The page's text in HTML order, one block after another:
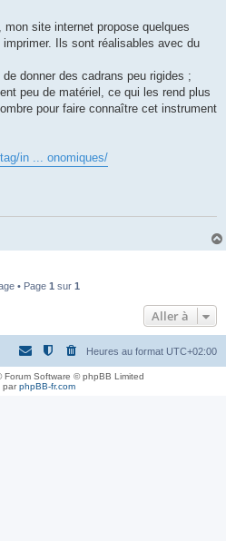
site internet propose quelques
Ils sont réalisables avec du
donner des cadrans peu rigides ;
peu de matériel, ce qui les rend plus
pour faire connaître cet instrument
in ... onomiques/
• Page 1 sur 1
Aller à
Heures au format UTC+02:00
Forum Software © phpBB Limited
parphpBB-fr.com